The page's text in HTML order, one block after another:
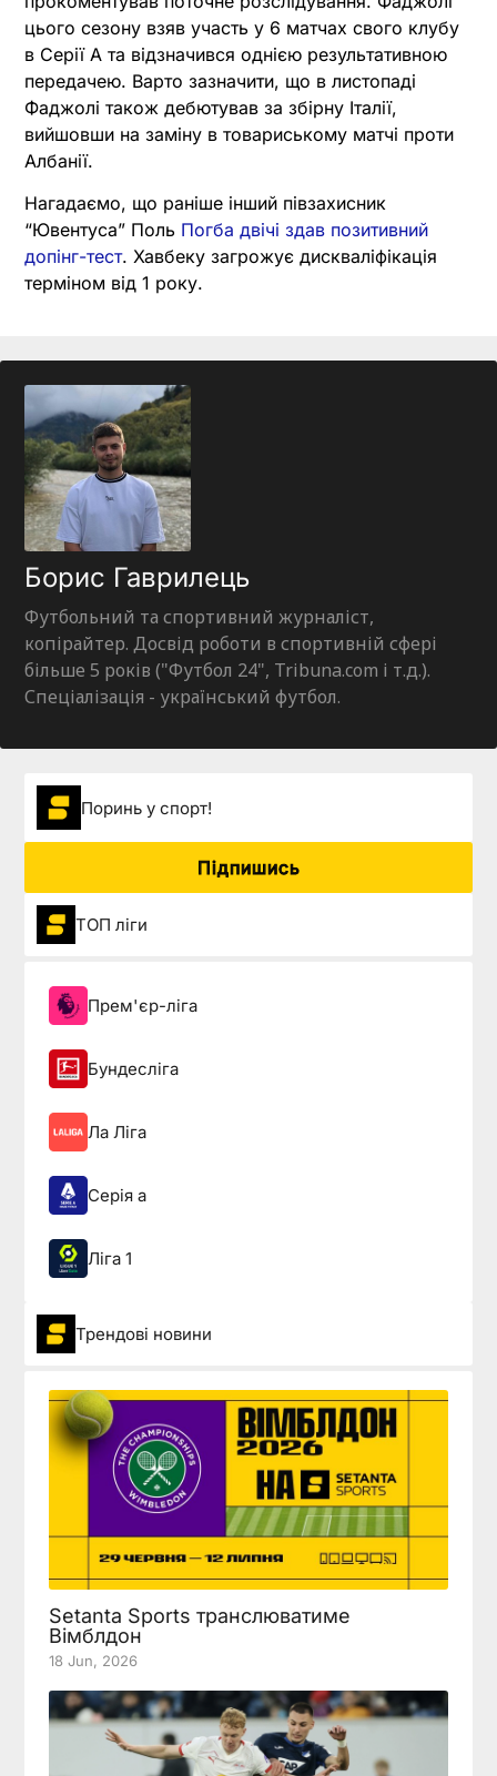
цього сезону взяв участь у 6 матчах свого клубу
в Серії А та відзначився однією результативною
передачею. Варто зазначити, що в листопаді
Фаджолі також дебютував за збірну Італії,
вийшовши на заміну в товариському матчі проти
Албанії.
Нагадаємо, що раніше інший півзахисник
“Ювентуса” Поль Погба двічі здав позитивний
допінг-тест. Хавбеку загрожує дискваліфікація
терміном від 1 року.
Борис Гаврилець
Футбольний та спортивний журналіст,
копірайтер. Досвід роботи в спортивній сфері
більше 5 років ("Футбол 24", Tribuna.com і т.д.).
Спеціалізація - український футбол.
Поринь у спорт!
Підпишись
ТОП ліги
Прем'єр-ліга
Бундесліга
Ла Ліга
Серія а
Ліга 1
Трендові новини
Setanta Sports транслюватиме
Вімблдон
18 Jun, 2026